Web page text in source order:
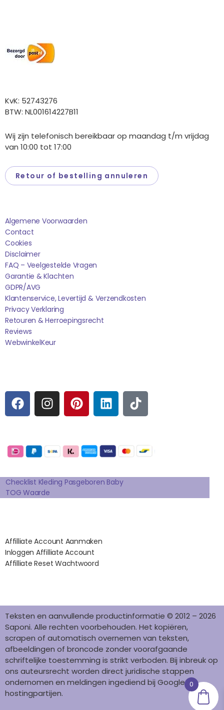
KvK: 52743276
BTW: NL001614227B11
Wij zijn telefonisch bereikbaar op maandag t/m vrijdag
van 10:00 tot 17:00
Retour of bestelling annuleren
Algemene Voorwaarden
Contact
Cookies
Disclaimer
FAQ – Veelgestelde Vragen
Garantie & Klachten
GDPR/AVG
Klantenservice, Levertijd & Verzendkosten
Privacy Verklaring
Retouren & Herroepingsrecht
Reviews
WebwinkelKEur
F
A
C
B
O
K
I
N
S
A
A
M
P
I
N
E
R
S
T
L
I
N
E
D
N
T
I
K
O
K
Checklist Kleding Pasgeboren Baby
TOG Waarde
Affilliate Account Aanmaken
Inloggen Affilliate Account
Affilliate Reset Wachtwoord
Teksten en aanvullende productinformatie © 2012 – 2026
Saponi. Alle rechten voorbehouden. Het kopiëren,
scrapen of automatisch overnemen van teksten,
afbeeldingen of broncode zonder voorafgaande
schriftelijke toestemming is strikt verboden. Bij inbreuk op
ons auteursrecht worden direct juridische stappen
ondernomen en meldingen ingediend bij Google en
hostingpartijen.
0